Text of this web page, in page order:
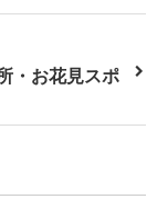
・お花見スポ